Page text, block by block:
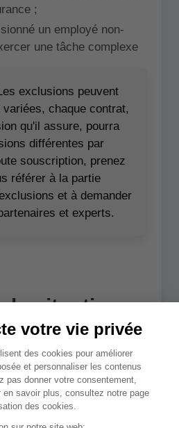
;
un employé non-
une tâche complexe
exclusions peuvent
chaque contrat,
qu'il assure, pourra
différentes par
souscription, prenez
référer à la partie
et à demander
et experts.
situations
par
RC PRO
une multitude de
pas simple de bien